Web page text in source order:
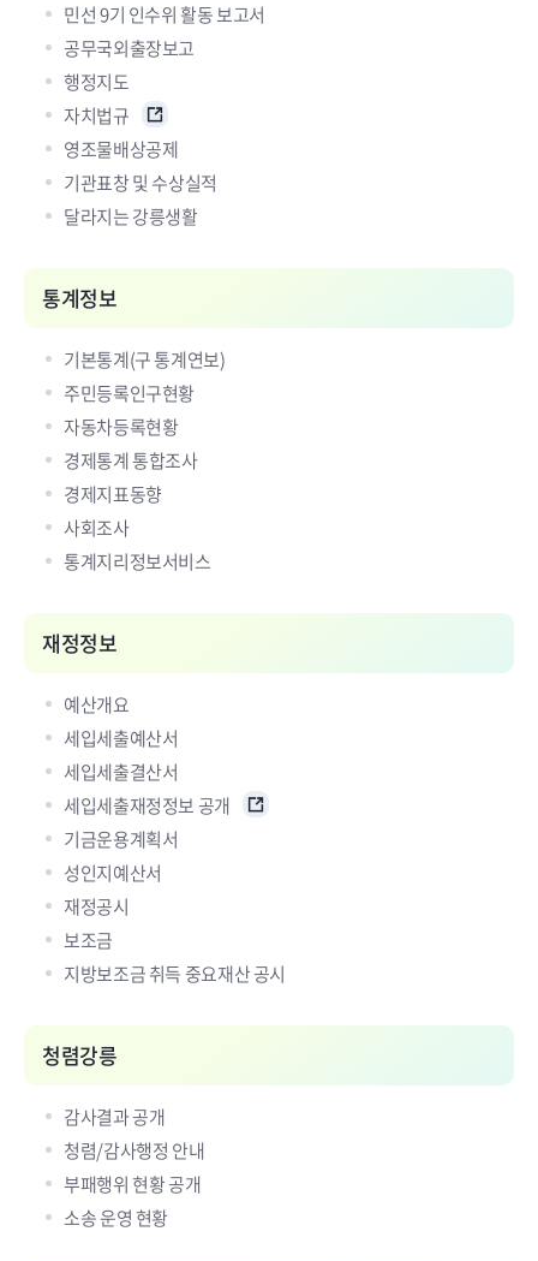
민선 9기 인수위 활동 보고서
공무국외출장보고
행정지도
자치법규
영조물배상공제
기관표창 및 수상실적
달라지는 강릉생활
통계정보
기본통계(구 통계연보)
주민등록인구현황
자동차등록현황
경제통계 통합조사
경제지표동향
사회조사
통계지리정보서비스
재정정보
예산개요
세입세출예산서
세입세출결산서
세입세출재정정보 공개
기금운용계획서
성인지예산서
재정공시
보조금
지방보조금 취득 중요재산 공시
청렴강릉
감사결과 공개
청렴/감사행정 안내
부패행위 현황 공개
소송 운영 현황